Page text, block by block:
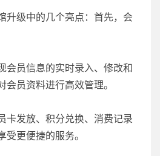
升级中的几个亮点：首先，会
会员信息的实时录入、修改和
员资料进行高效管理。
卡发放、积分兑换、消费记录
更便捷的服务。